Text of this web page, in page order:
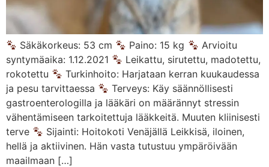
Säkäkorkeus: 53 cm Paino: 15 kg
Arvioitu
syntymäaika: 1.12.2021
Leikattu, sirutettu, madotettu,
rokotettu
Turkinhoito: Harjataan kerran kuukaudessa
ja pesu tarvittaessa
Terveys: Käy säännöllisesti
gastroenterologilla ja lääkäri on määrännyt stressin
vähentämiseen tarkoitettuja lääkkeitä. Muuten kliinisesti
terve
Sijainti: Hoitokoti Venäjällä Leikkisä, iloinen,
hellä ja aktiivinen. Hän vasta tutustuu ympäröivään
maailmaan […]